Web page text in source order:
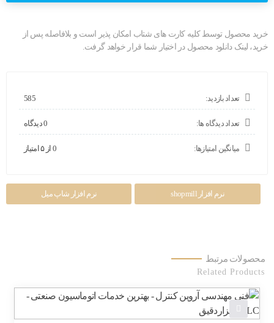
خرید محصول توسط کلیه کارت های شتاب امکان پذیر است و بلافاصله پس از
خرید، لینک دانلود محصول در اختیار شما قرار خواهد گرفت.
تعداد بازدید: 585
تعداد دیدگاه ها: 0 دیدگاه
میانگین امتیازها: 0 از ۵ امتیاز
نرم افزار shopmill نرم افزار شاپ میل
محصولات مرتبط
Related Products